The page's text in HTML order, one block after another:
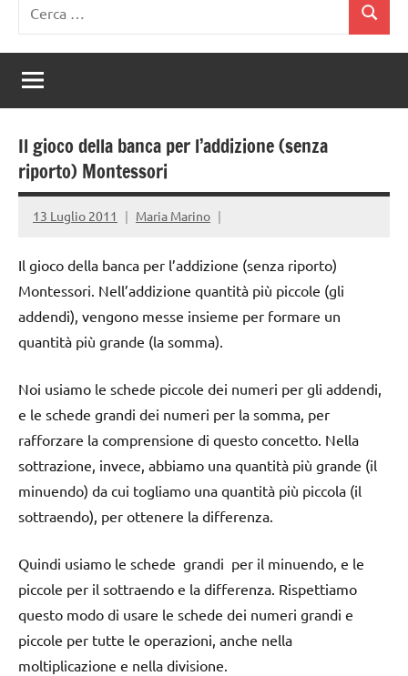
per:
Cerca
Il gioco della banca per l’addizione (senza
riporto) Montessori
13 Luglio 2011 Maria Marino
Il gioco della banca per l’addizione (senza riporto)
Montessori. Nell’addizione quantità più piccole (gli
addendi), vengono messe insieme per formare un
quantità più grande (la somma).
Noi usiamo le schede piccole dei numeri per gli addendi,
e le schede grandi dei numeri per la somma, per
rafforzare la comprensione di questo concetto. Nella
sottrazione, invece, abbiamo una quantità più grande (il
minuendo) da cui togliamo una quantità più piccola (il
sottraendo), per ottenere la differenza.
Quindi usiamo le schede grandi per il minuendo, e le
piccole per il sottraendo e la differenza. Rispettiamo
questo modo di usare le schede dei numeri grandi e
piccole per tutte le operazioni, anche nella
moltiplicazione e nella divisione.